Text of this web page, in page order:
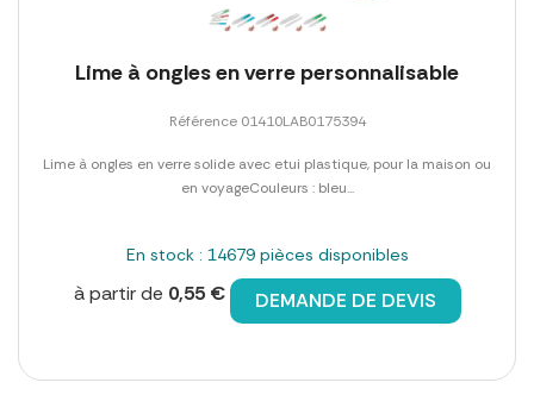
Lime à ongles en verre personnalisable
Référence 01410LAB0175394
Lime à ongles en verre solide avec etui plastique, pour la maison ou
en voyageCouleurs : bleu...
En stock : 14679 pièces disponibles
à partir de 0,55 € DEMANDE DE DEVIS